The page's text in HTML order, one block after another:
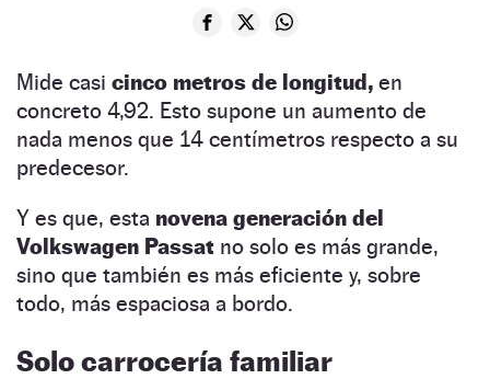
Mide casi cinco metros de longitud, en
concreto 4,92. Esto supone un aumento de
nada menos que 14 centímetros respecto a su
predecesor.
Y es que, esta novena generación del
Volkswagen Passat no solo es más grande,
sino que también es más eficiente y, sobre
todo, más espaciosa a bordo.
Solo carrocería familiar